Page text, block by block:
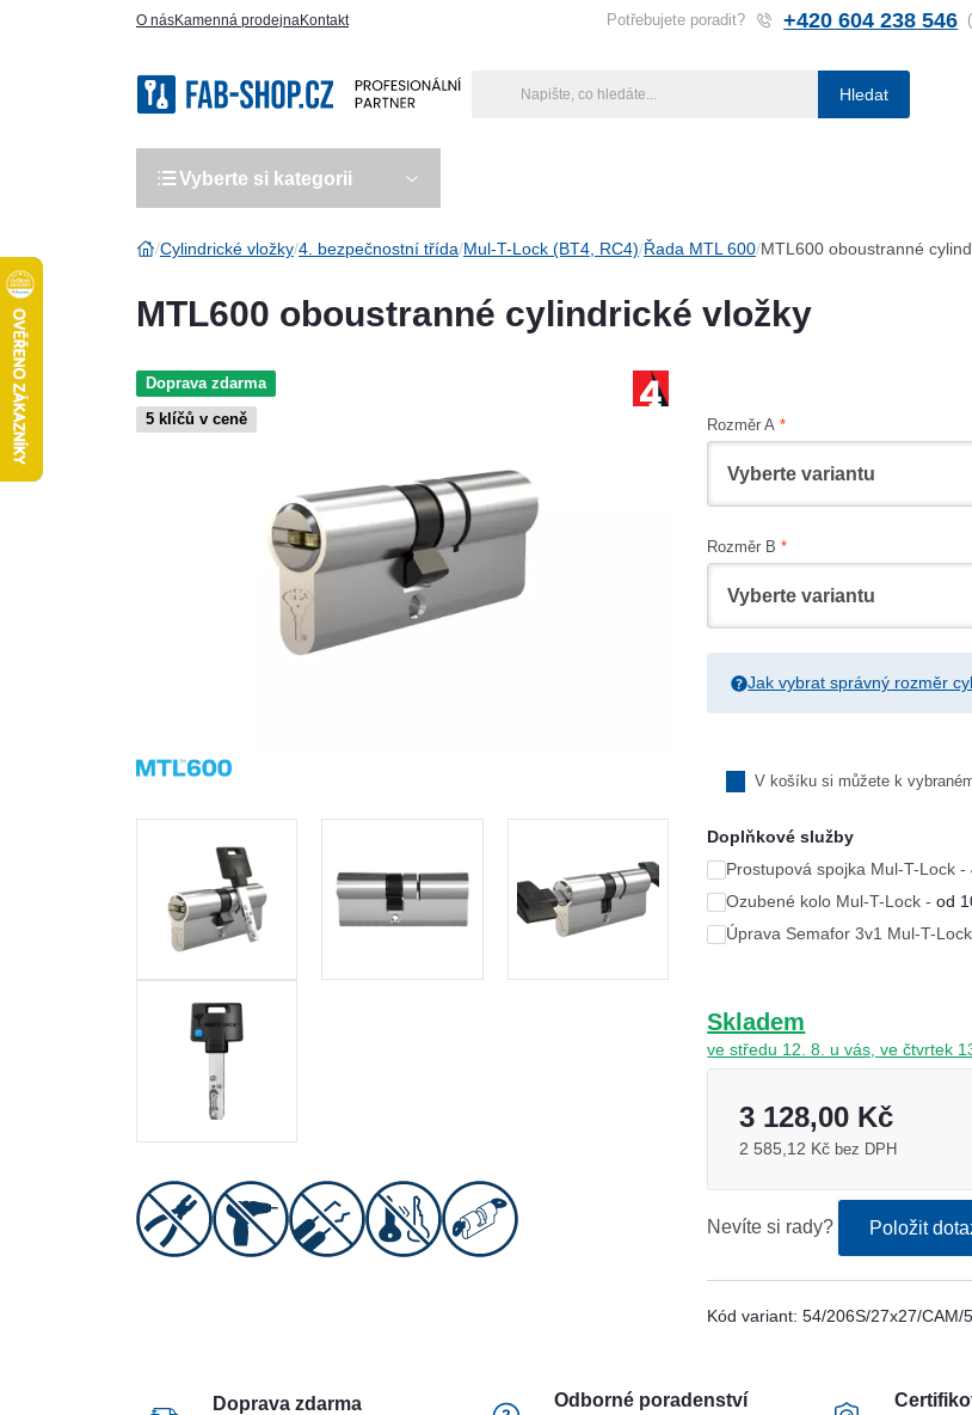
O násKamenná prodejnaKontakt Potřebujete poradit? +420 604 238 546
Hledat
Vyberte si kategorii
Cylindrické vložky 4. bezpečnostní třída Mul-T-Lock (BT4, RC4) Řada MTL 600 MTL600 oboustranné
MTL600 oboustranné cylindrické vložky
Doprava zdarma
5 klíčů v ceně
Rozměr A
Rozměr B
Jak vybrat správný rozměr
V košíku si můžete k
Doplňkové služby
Prostupová spojka Mul-T-Lock -
Ozubené kolo Mul-T-Lock -od
Ozubené kolo 10 zubů -
Úprava Semafor 3v1 Mul-T-
Úprava na vnější straně vložky
Úprava obsoustranně - 1
Sjednotit se skupinou 1 -
+ Přidat další skupinu
Skladem
ve středu 12. 8. u vás, ve čtvrtek
3 128,00 Kč
2 585,12 Kč bez DPH
Nevíte si rady? Položit
Kód variant:54/206S/27x27/CAM/
Doprava zdarma Odborné poradenství